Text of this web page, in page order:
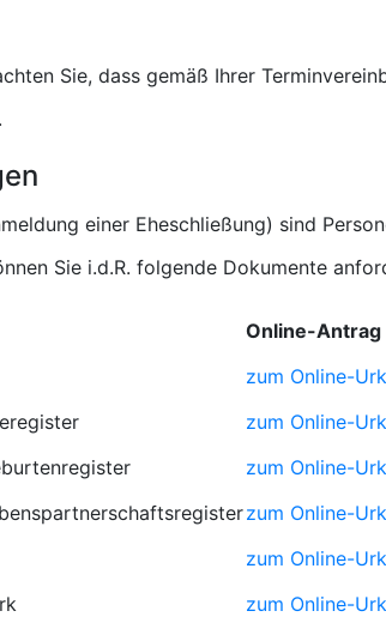
Sie, dass gemäß Ihrer
einer Eheschließung) sind
Sie i.d.R. folgende Dokumente
Online-Antrag
zum Online-
zum Online-
zum Online-
zum Online-
zum Online-
zum Online-